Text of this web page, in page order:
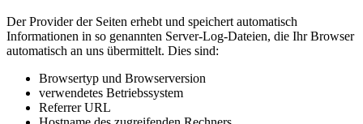
Der Provider der Seiten erhebt und speichert automatisch
Informationen in so genannten Server-Log-Dateien, die Ihr Browser
automatisch an uns übermittelt. Dies sind:
Browsertyp und Browserversion
verwendetes Betriebssystem
Referrer URL